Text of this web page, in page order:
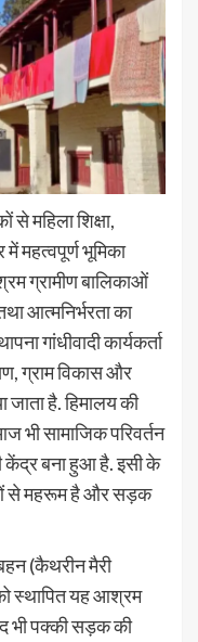
महिला शिक्षा,
महत्वपूर्ण भूमिका
ग्रामीण बालिकाओं
आत्मनिर्भरता का
गांधीवादी कार्यकर्ता
ग्राम विकास और
जाता है. हिमालय की
भी सामाजिक परिवर्तन
केंद्र बना हुआ है. इसी के
से महरूम है और सड़क
बहन (कैथरीन मैरी
स्थापित यह आश्रम
भी पक्की सड़क की